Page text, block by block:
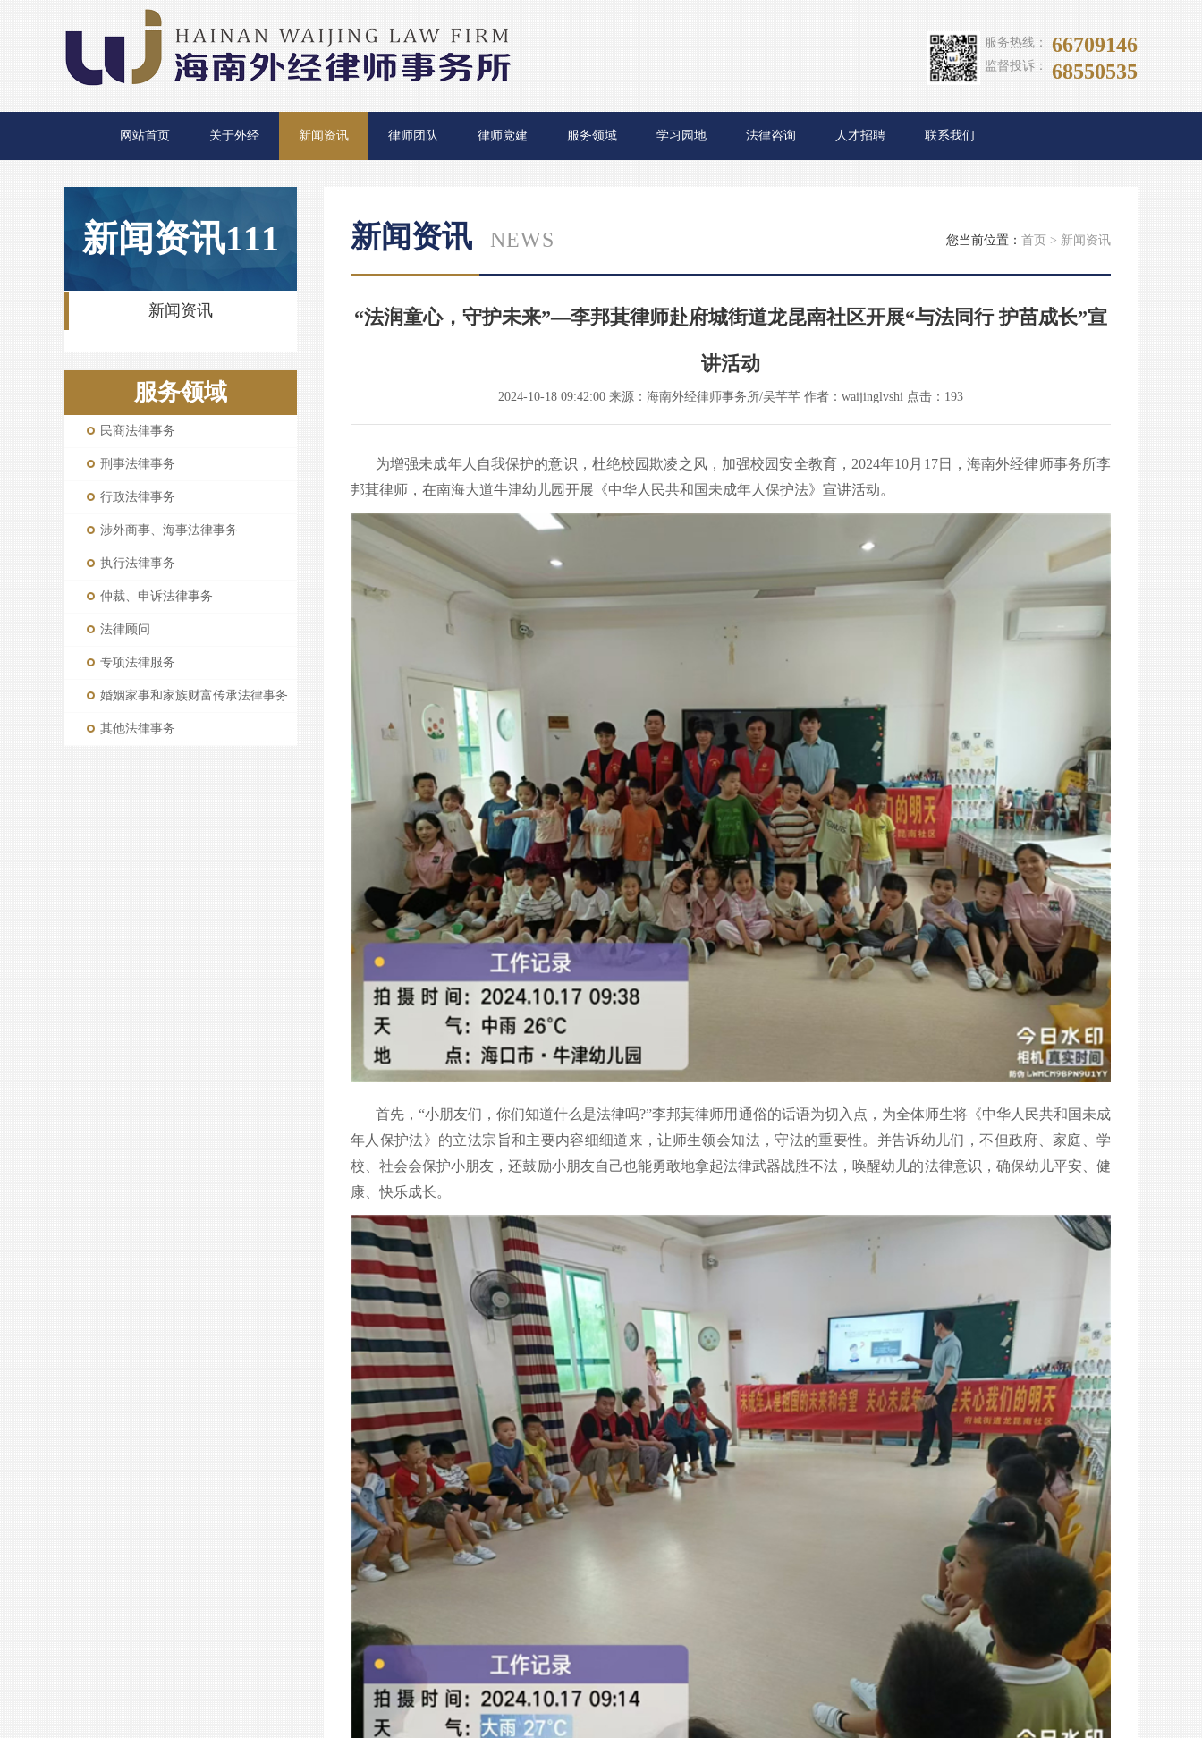
服务热线：
监督投诉：
66709146
68550535
网站首页 关于外经 新闻资讯 律师团队 律师党建 服务领域 学习园地 法律咨询 人才招聘 联系我们
新闻资讯111
新闻资讯
服务领域
民商法律事务
刑事法律事务
行政法律事务
涉外商事、海事法律事务
执行法律事务
仲裁、申诉法律事务
法律顾问
专项法律服务
婚姻家事和家族财富传承法律事务
其他法律事务
新闻资讯 NEWS 您当前位置： 首页 > 新闻资讯
“法润童心，守护未来”—李邦萁律师赴府城街道龙昆南社区开展“与法同行 护苗成长”宣
讲活动
2024-10-18 09:42:00 来源：海南外经律师事务所/吴芊芊 作者：waijinglvshi 点击： 193
为增强未成年人自我保护的意识，杜绝校园欺凌之风，加强校园安全教育，2024年10月17日，海南外经律师事务所李
邦萁律师，在南海大道牛津幼儿园开展《中华人民共和国未成年人保护法》宣讲活动。
首先，“小朋友们，你们知道什么是法律吗?”李邦萁律师用通俗的话语为切入点，为全体师生将《中华人民共和国未成
年人保护法》的立法宗旨和主要内容细细道来，让师生领会知法，守法的重要性。并告诉幼儿们，不但政府、家庭、学
校、社会会保护小朋友，还鼓励小朋友自己也能勇敢地拿起法律武器战胜不法，唤醒幼儿的法律意识，确保幼儿平安、健
康、快乐成长。